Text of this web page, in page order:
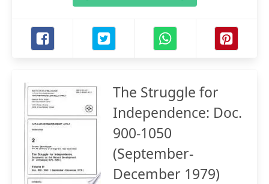
The Struggle for
Independence: Doc.
900-1050
(September-
December 1979)